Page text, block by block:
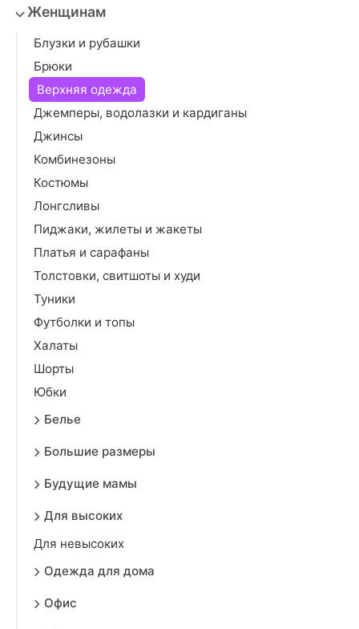
Женщинам
Блузки и рубашки
Брюки
Верхняя одежда
Джемперы, водолазки и кардиганы
Джинсы
Комбинезоны
Костюмы
Лонгсливы
Пиджаки, жилеты и жакеты
Платья и сарафаны
Толстовки, свитшоты и худи
Туники
Футболки и топы
Халаты
Шорты
Юбки
Белье
Большие размеры
Будущие мамы
Для высоких
Для невысоких
Одежда для дома
Офис